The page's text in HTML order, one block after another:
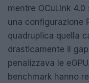
mentre OCuLink
una configurazione
quadruplica quella
drasticamente il
penalizzava le
benchmark hanno